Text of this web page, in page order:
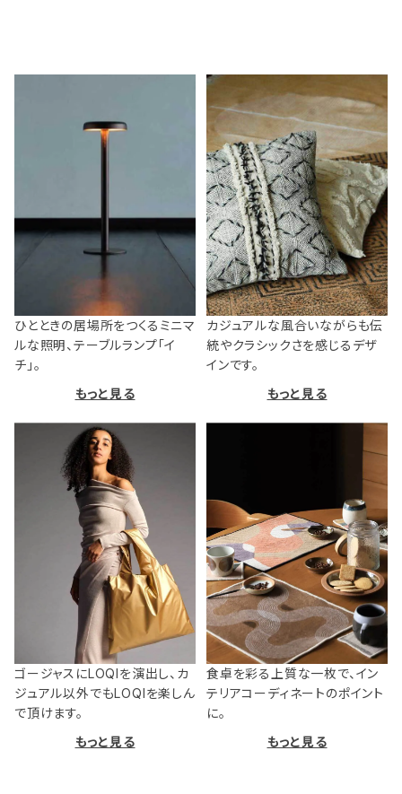
ひとときの居場所をつくるミニマ
ルな照明、テーブルランプ「イ
チ」。
もっと見る
カジュアルな風合いながらも伝
統やクラシックさを感じるデザ
インです。
もっと見る
ゴージャスにLOQIを演出し、カ
ジュアル以外でもLOQIを楽しん
で頂けます。
もっと見る
食卓を彩る上質な一枚で、イン
テリアコーディネートのポイント
に。
もっと見る